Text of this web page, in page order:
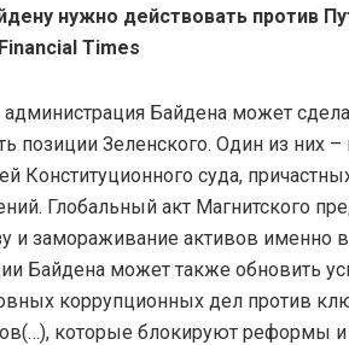
нужно действовать против
Times
администрация Байдена может
позиции Зеленского. Один из них –
Конституционного суда,
Глобальный акт Магнитского
и замораживание активов именно в
Байдена может также обновить
коррупционных дел против
которые блокируют реформы